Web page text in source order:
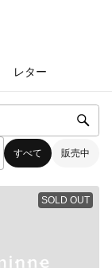
レター
すべて 販売中
SOLD OUT